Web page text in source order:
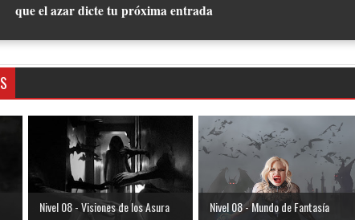
que el azar dicte tu próxima entrada
Nivel 08 - Visiones de los Asura Nivel 08 - Mundo de Fantasía